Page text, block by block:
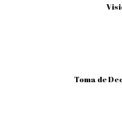
Toma de